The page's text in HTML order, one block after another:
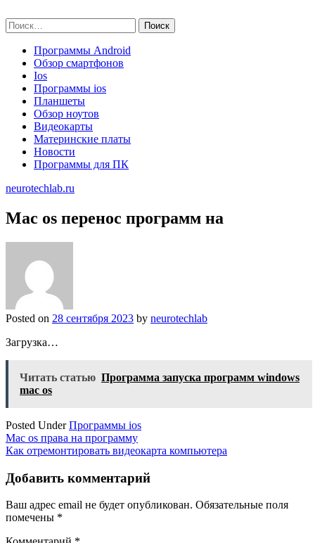
to
content
Найти:
Программы Android
Обзор смартфонов
Ios
Программы ios
Планшеты
Обзор ноутов
Видеокарты
Материнские платы
Новости
Программы для ПК
neurotechlab.ru
Mac os перенос программ на
Posted on 28 сентября 2023 by neurotechlab
Загрузка…
Читать статью Программа запуска программ windows
mac os
Posted UnderПрограммы ios
Навигация
по
записям
Mac os права на программу
Как отремонтировать видеокарта компьютера
Добавить комментарий
Ваш адрес email не будет опубликован. Обязательные поля
помечены *